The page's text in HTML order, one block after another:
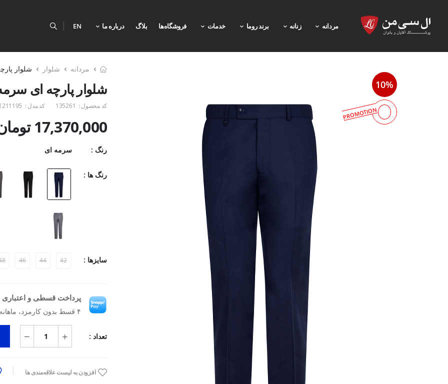
مردانه زنانه برند روما خدمات فروشگاه‌ها بلاگ درباره ما EN
10%
PROMOTION
مردانه شلوار شلوار
شلوار پارچه ای
کد محصول : 135261 کد مدل :
17,370,000 تومان
رنگ : سرمه ای
رنگ ها :
سایزها : 42
44
46
پرداخت قسطی و اعتباری
۴ قسط بدون کارمزد، ماهانه ۴٬۳۴۲٬۵۰۰ تومان
تعداد :
افزودن به لیست علاقه‌مندی ها